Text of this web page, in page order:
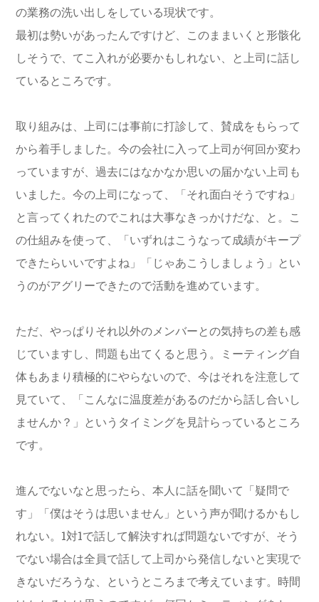
の業務の洗い出しをしている現状です。
最初は勢いがあったんですけど、このままいくと形骸化
しそうで、てこ入れが必要かもしれない、と上司に話し
ているところです。
取り組みは、上司には事前に打診して、賛成をもらって
から着手しました。今の会社に入って上司が何回か変わ
っていますが、過去にはなかなか思いの届かない上司も
いました。今の上司になって、「それ面白そうですね」
と言ってくれたのでこれは大事なきっかけだな、と。こ
の仕組みを使って、「いずれはこうなって成績がキープ
できたらいいですよね」「じゃあこうしましょう」とい
うのがアグリーできたので活動を進めています。
ただ、やっぱりそれ以外のメンバーとの気持ちの差も感
じていますし、問題も出てくると思う。ミーティング自
体もあまり積極的にやらないので、今はそれを注意して
見ていて、「こんなに温度差があるのだから話し合いし
ませんか？」というタイミングを見計らっているところ
です。
進んでないなと思ったら、本人に話を聞いて「疑問で
す」「僕はそうは思いません」という声が聞けるかもし
れない。1対1で話して解決すれば問題ないですが、そう
でない場合は全員で話して上司から発信しないと実現で
きないだろうな、というところまで考えています。時間